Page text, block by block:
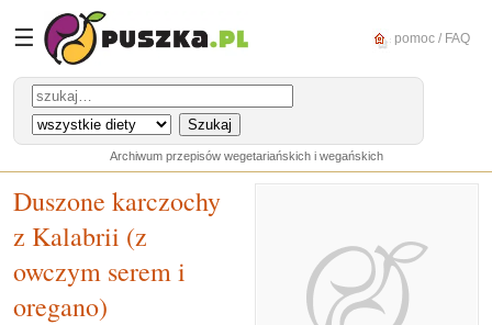
☰ pomoc / FAQ
Archiwum przepisów wegetariańskich i wegańskich
Duszone karczochy
z Kalabrii (z
owczym serem i
oregano)